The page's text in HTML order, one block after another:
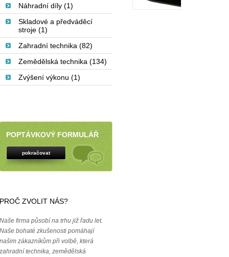
Náhradní díly (1)
Skladové a předváděcí
stroje (1)
Zahradní technika (82)
Zemědělská technika (134)
Zvýšení výkonu (1)
POPTÁVKOVÝ FORMULÁŘ
pokračovat
PROČ ZVOLIT NÁS?
Naše firma působí na trhu již řadu let.
Naše bohaté zkušenosti pomáhají
našim zákazníkům při volbě, která
zahradní technika, zemědělská